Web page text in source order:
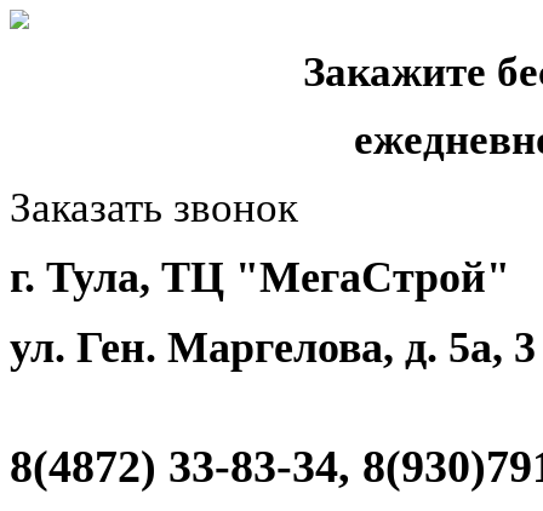
Закажите
Заказать звонок
г. Тула, ТЦ "МегаСтрой"
ул. Ген. Маргелова, д. 5а,
8(4872) 33-83-34,